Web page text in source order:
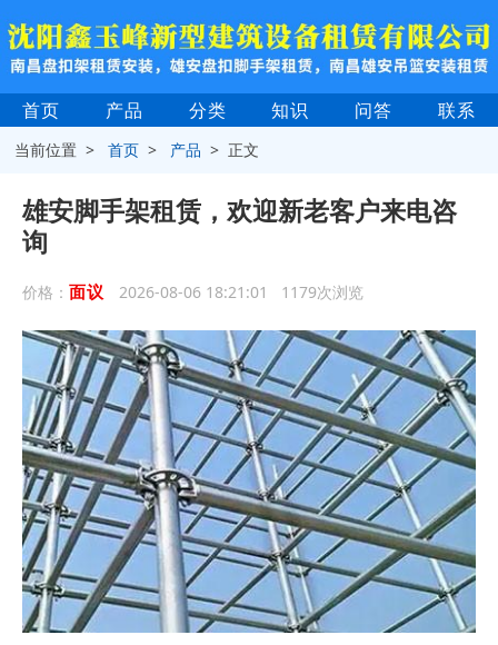
首页 产品 分类 知识 问答 联系
当前位置 >首页 > 产品 > 正文
雄安脚手架租赁，欢迎新老客户来电咨
询
价格： 面议 2026-08-06 18:21:01 1179次浏览